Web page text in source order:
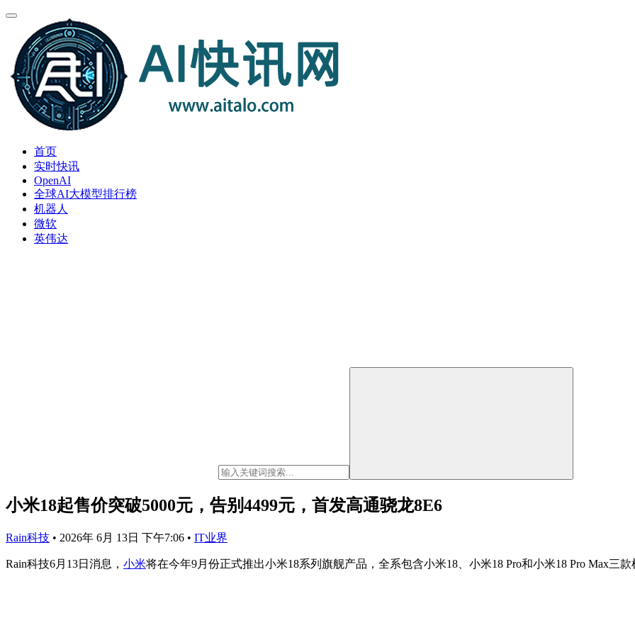
首页
实时快讯
OpenAI
全球AI大模型排行榜
机器人
微软
英伟达
小米18起售价突破5000元，告别4499元，首发高通骁龙8E6
Rain科技 • 2026年 6月 13日 下午7:06 • IT业界
Rain科技6月13日消息， 小米将在今年9月份正式推出小米18系列旗舰产品，全系包含小米18、小米18 Pro和小米18 Pro Max三款